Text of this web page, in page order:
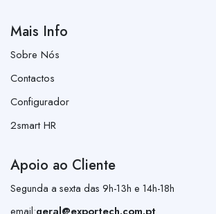
Mais Info
Sobre Nós
Contactos
Configurador
2smart HR
Apoio ao Cliente
Segunda a sexta das 9h-13h e 14h-18h
email:geral@exportech.com.pt